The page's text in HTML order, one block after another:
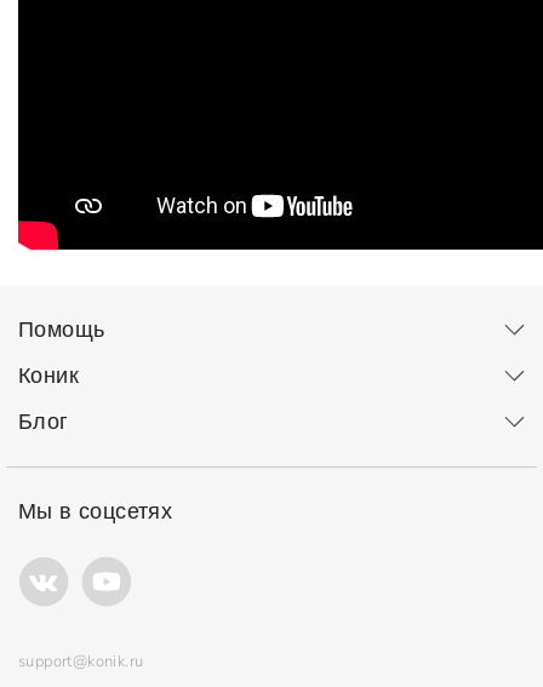
Помощь
Коник
Блог
Мы в соцсетях
support@konik.ru